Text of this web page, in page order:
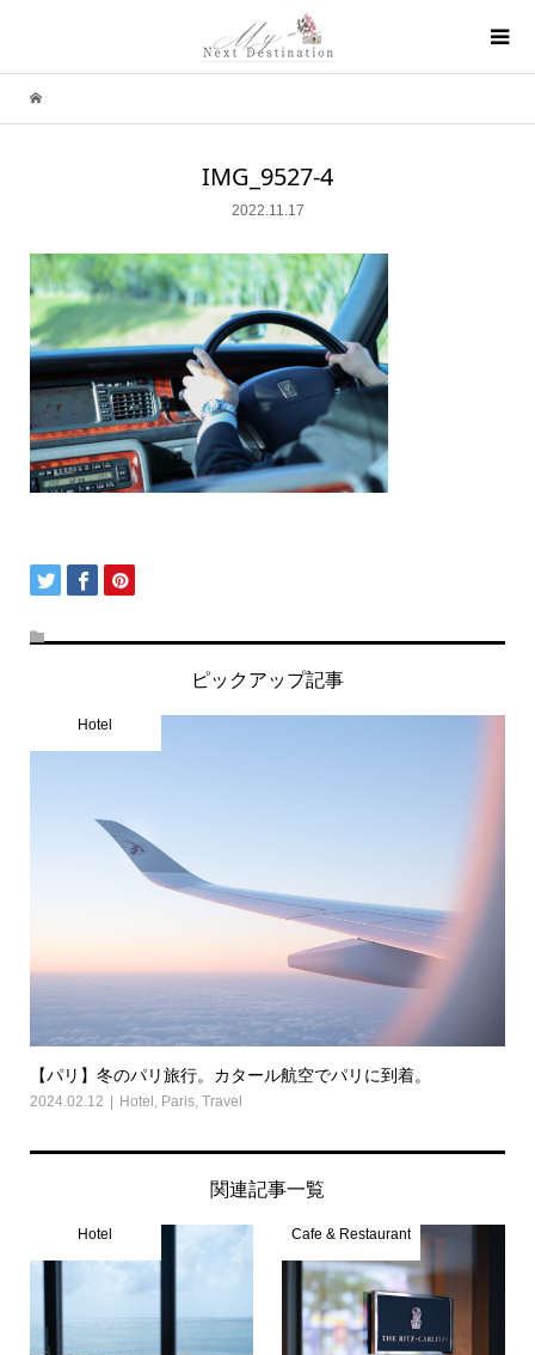
IMG_9527-4
2022.11.17
ピックアップ記事
Hotel
【パリ】冬のパリ旅行。カタール航空でパリに到着。
2024.02.12 Hotel , Paris, Travel
関連記事一覧
Hotel Cafe & Restaurant